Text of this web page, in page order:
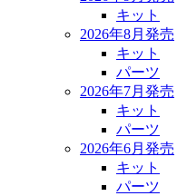
キット
2026年8月発売
キット
パーツ
2026年7月発売
キット
パーツ
2026年6月発売
キット
パーツ